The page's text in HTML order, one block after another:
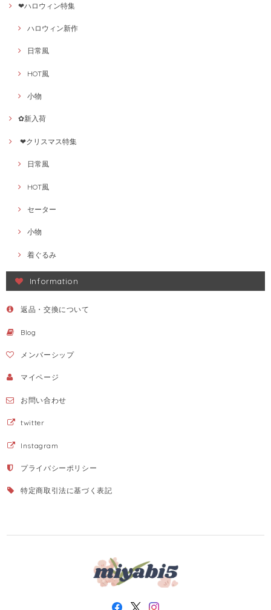
❤ハロウィン特集
ハロウィン新作
日常風
HOT風
小物
✿新入荷
❤クリスマス特集
日常風
HOT風
セーター
小物
着ぐるみ
Information
返品・交換について
Blog
メンバーシップ
マイページ
お問い合わせ
twitter
Instagram
プライバシーポリシー
特定商取引法に基づく表記